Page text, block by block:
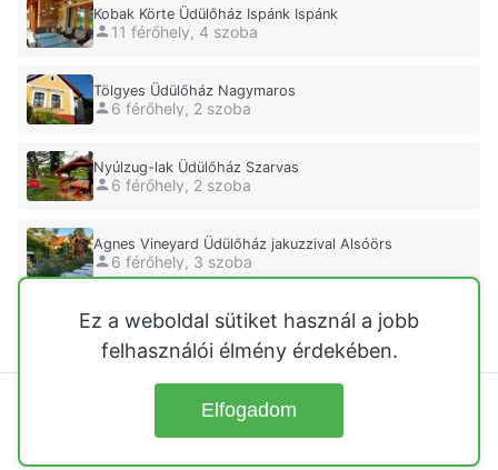
Kobak Körte Üdülőház Ispánk Ispánk
11 férőhely, 4 szoba
Tölgyes Üdülőház Nagymaros
6 férőhely, 2 szoba
Nyúlzug-lak Üdülőház Szarvas
6 férőhely, 2 szoba
Agnes Vineyard Üdülőház jakuzzival Alsóörs
6 férőhely, 3 szoba
MiaMálna Üdülőház Szarvas
9 férőhely, 3 szoba
Ez a weboldal sütiket használ a jobb
felhasználói élmény érdekében.
Elfogadom